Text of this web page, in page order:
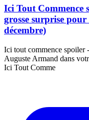
Ici Tout Commence
grosse surprise
décembre)
Ici tout commence spoiler
Auguste Armand dans
Ici Tout Comme